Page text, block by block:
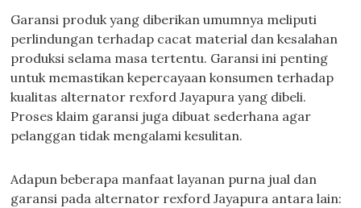
Garansi produk yang diberikan umumnya meliputi
perlindungan terhadap cacat material dan kesalahan
produksi selama masa tertentu. Garansi ini penting
untuk memastikan kepercayaan konsumen terhadap
kualitas alternator rexford Jayapura yang dibeli.
Proses klaim garansi juga dibuat sederhana agar
pelanggan tidak mengalami kesulitan.
Adapun beberapa manfaat layanan purna jual dan
garansi pada alternator rexford Jayapura antara lain: